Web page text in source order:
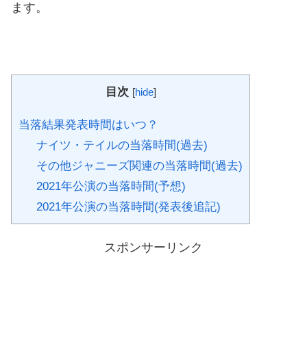
ます。
目次 [hide]
当落結果発表時間はいつ？
ナイツ・テイルの当落時間(過去)
その他ジャニーズ関連の当落時間(過去)
2021年公演の当落時間(予想)
2021年公演の当落時間(発表後追記)
スポンサーリンク